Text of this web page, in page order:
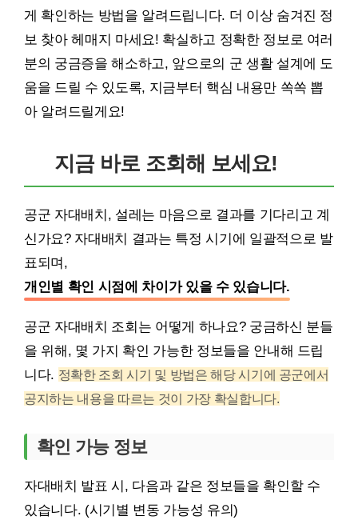
게 확인하는 방법을 알려드립니다. 더 이상 숨겨진 정
보 찾아 헤매지 마세요! 확실하고 정확한 정보로 여러
분의 궁금증을 해소하고, 앞으로의 군 생활 설계에 도
움을 드릴 수 있도록, 지금부터 핵심 내용만 쏙쏙 뽑
아 알려드릴게요!
지금 바로 조회해 보세요!
공군 자대배치, 설레는 마음으로 결과를 기다리고 계
신가요? 자대배치 결과는 특정 시기에 일괄적으로 발
표되며,
개인별 확인 시점에 차이가 있을 수 있습니다.
공군 자대배치 조회는 어떻게 하나요? 궁금하신 분들
을 위해, 몇 가지 확인 가능한 정보들을 안내해 드립
니다. 정확한 조회 시기 및 방법은 해당 시기에 공군에서
공지하는 내용을 따르는 것이 가장 확실합니다.
확인 가능 정보
자대배치 발표 시, 다음과 같은 정보들을 확인할 수
있습니다. (시기별 변동 가능성 유의)